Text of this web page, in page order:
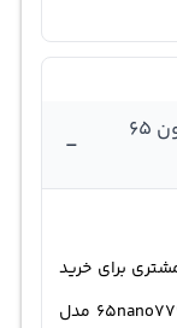
کیفیت تصویر ال ای دی ال جی تلویزیون ۶۵
-
برای خرید
یک تلویزیون می باشد. تلویزیون ال جی 65nano776 مدل